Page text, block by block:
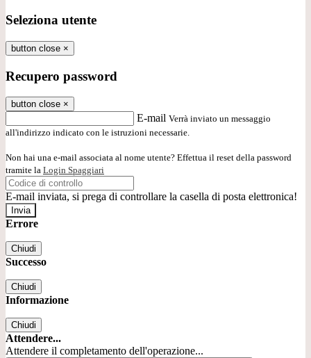
Seleziona utente
button close ×
Recupero password
button close ×
E-mail Verrà inviato un messaggio
all'indirizzo indicato con le istruzioni necessarie.
Non hai una e-mail associata al nome utente? Effettua il reset della password
tramite la Login Spaggiari
E-mail inviata, si prega di controllare la casella di posta elettronica!
Errore
Chiudi
Successo
Chiudi
Informazione
Chiudi
Attendere...
Attendere il completamento dell'operazione...